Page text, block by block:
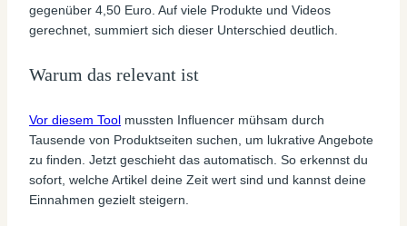
gegenüber 4,50 Euro. Auf viele Produkte und Videos
gerechnet, summiert sich dieser Unterschied deutlich.
Warum das relevant ist
Vor diesem Tool mussten Influencer mühsam durch
Tausende von Produktseiten suchen, um lukrative Angebote
zu finden. Jetzt geschieht das automatisch. So erkennst du
sofort, welche Artikel deine Zeit wert sind und kannst deine
Einnahmen gezielt steigern.